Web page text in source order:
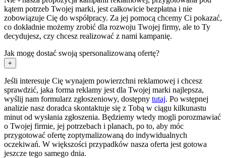
kątem potrzeb Twojej marki, jest całkowicie bezpłatna i nie
zobowiązuje Cię do współpracy. Za jej pomocą chcemy Ci pokazać,
co dokładnie możemy zrobić dla rozwoju Twojej firmy, ale to Ty
decydujesz, czy chcesz realizować z nami kampanię.
Jak mogę dostać swoją spersonalizowaną ofertę?
+
Jeśli interesuje Cię wynajem powierzchni reklamowej i chcesz
sprawdzić, jaka forma reklamy jest dla Twojej marki najlepsza,
wyślij nam formularz zgłoszeniowy, dostępny tutaj. Po wstępnej
analizie nasz doradca skontaktuje się z Tobą w ciągu kilkunastu
minut od wysłania zgłoszenia. Będziemy wtedy mogli porozmawiać
o Twojej firmie, jej potrzebach i planach, po to, aby móc
przygotować ofertę zoptymalizowaną do indywidualnych
oczekiwań. W większości przypadków nasza oferta jest gotowa
jeszcze tego samego dnia.